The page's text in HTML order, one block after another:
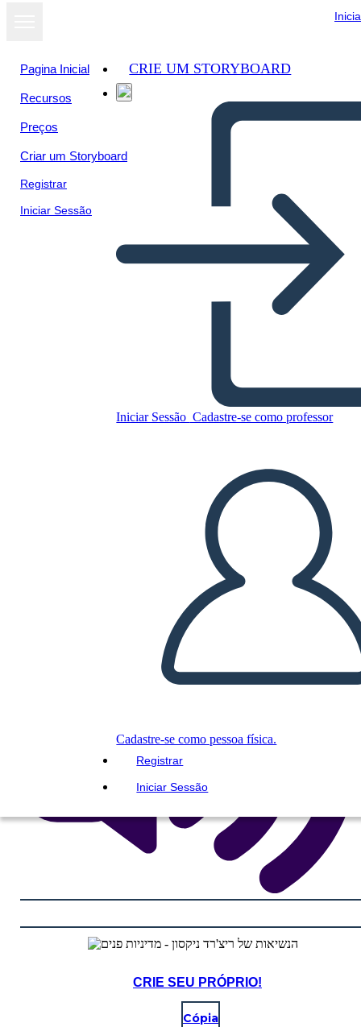
Pagina Inicial
Recursos
Preços
Criar um Storyboard
Registrar
Iniciar Sessão
CRIE UM STORYBOARD
Iniciar Sessão Cadastre-se como professor
Cadastre-se como pessoa física.
Registrar
Iniciar Sessão
הנשיאות של ריצ'רד ניקסון -
מדיניות פנים
Copie este storyboard
CRIAR UM STORYBOARD
REPRODUZIR APRESENTAÇÃO DE SLIDES
LEIA PRA MIM
CRIE SEU PRÓPRIO!
Cópia